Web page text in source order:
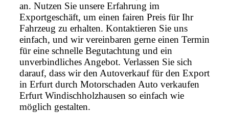
an. Nutzen Sie unsere Erfahrung im
Exportgeschäft, um einen fairen Preis für Ihr
Fahrzeug zu erhalten. Kontaktieren Sie uns
einfach, und wir vereinbaren gerne einen Termin
für eine schnelle Begutachtung und ein
unverbindliches Angebot. Verlassen Sie sich
darauf, dass wir den Autoverkauf für den Export
in Erfurt durch Motorschaden Auto verkaufen
Erfurt Windischholzhausen so einfach wie
möglich gestalten.